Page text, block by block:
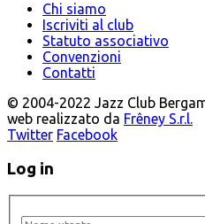
Chi siamo
Iscriviti al club
Statuto associativo
Convenzioni
Contatti
© 2004-2022 Jazz Club
web realizzato da Frêney S.r.l.
Twitter Facebook
Log in